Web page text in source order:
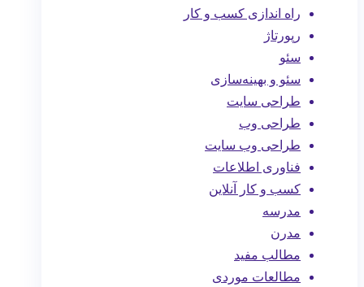
راه اندازی کسب و کار
رپورتاژ
سئو
سئو و بهینه‌سازی
طراحی سایت
طراحی وب
طراحی وب سایت
فناوری اطلاعات
کسب و کار آنلاین
مدرسه
مدرن
مطالب مفید
مطالعات موردی